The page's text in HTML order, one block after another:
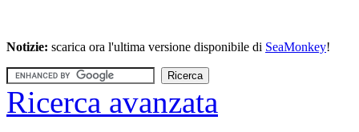
Notizie: scarica ora l'ultima versione disponibile di SeaMonkey!
Ricerca avanzata